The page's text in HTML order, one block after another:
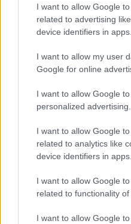
I want to allow Google
related to advertising
device identifiers in apps.
I want to allow my user
Google for online
I want to allow Google
personalized advertising.
I want to allow Google
related to analytics like
device identifiers in apps.
I want to allow Google
related to functionality
I want to allow Google